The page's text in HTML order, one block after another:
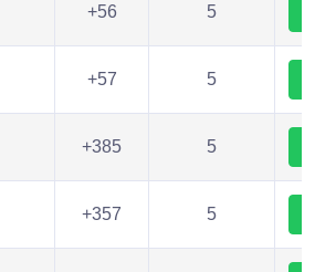
+56 5
+57 5
+385 5
+357 5